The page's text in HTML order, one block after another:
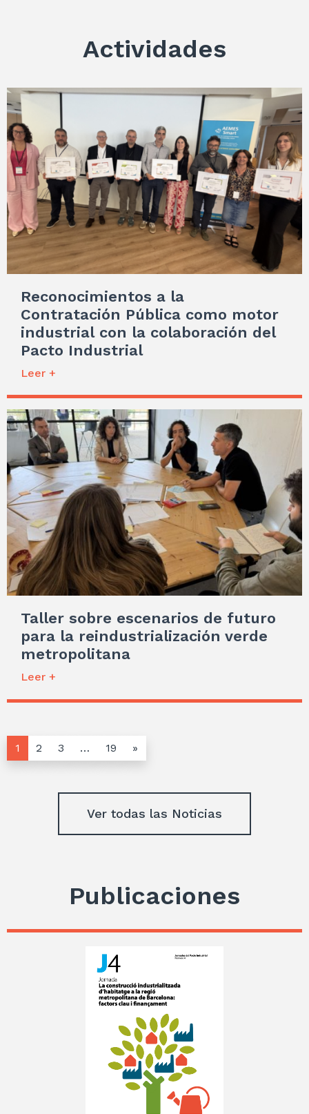
Actividades
Reconocimientos a la
Contratación Pública como motor
industrial con la colaboración del
Pacto Industrial
Leer +
Taller sobre escenarios de futuro
para la reindustrialización verde
metropolitana
Leer +
1 2 3 … 19 »
Ver todas las Noticias
Publicaciones